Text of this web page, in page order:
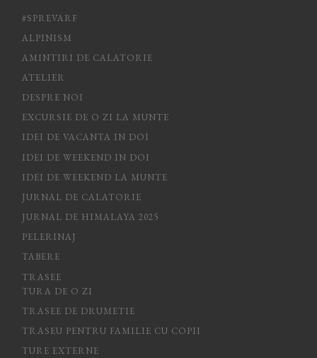
#SPREVARF
ALPINISM
AMINTIRI DE CALATORIE
ATELIER
DESPRE NOI
EXCURSIE DE O ZI LA MUNTE
IDEI DE VACANTA IN DOI
IDEI DE WEEKEND IN DOI
IDEI DE WEEKEND LA MUNTE
JURNAL DE CALATORIE
JURNAL DE HIMALAYA 2025
PELERINAJ
TABERE
TRASEE
TURA DE O ZI
TRASEE DE DRUMETIE
TRASEU PENTRU FAMILIE CU COPII
TURE EXTERNE